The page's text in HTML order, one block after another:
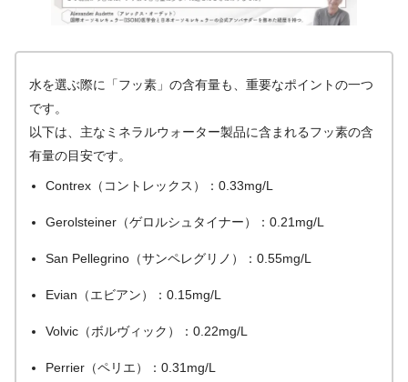
水を選ぶ際に「フッ素」の含有量も、重要なポイントの一つ
です。
以下は、主なミネラルウォーター製品に含まれるフッ素の含
有量の目安です。
Contrex（コントレックス）：0.33mg/L
Gerolsteiner（ゲロルシュタイナー）：0.21mg/L
San Pellegrino（サンペレグリノ）：0.55mg/L
Evian（エビアン）：0.15mg/L
Volvic（ボルヴィック）：0.22mg/L
Perrier（ペリエ）：0.31mg/L